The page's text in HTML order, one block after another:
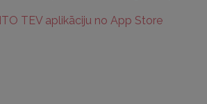
TEV aplikāciju no App Store